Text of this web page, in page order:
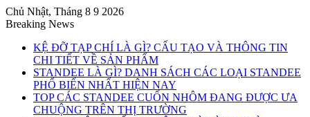
Chủ Nhật, Tháng 8 9 2026
Breaking News
KỆ ĐỠ TẠP CHÍ LÀ GÌ? CẤU TẠO VÀ THÔNG TIN
CHI TIẾT VỀ SẢN PHẨM
STANDEE LÀ GÌ? DANH SÁCH CÁC LOẠI STANDEE
PHỔ BIẾN NHẤT HIỆN NAY
TOP CÁC STANDEE CUỐN NHÔM ĐANG ĐƯỢC ƯA
CHUỘNG TRÊN THỊ TRƯỜNG